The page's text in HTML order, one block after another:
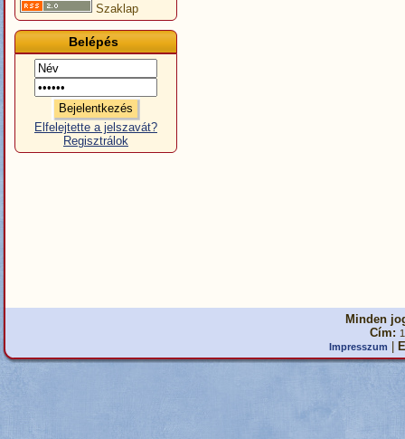
Szaklap
Belépés
Elfelejtette a jelszavát?
Regisztrálok
Minden
Cím:
Impresszum